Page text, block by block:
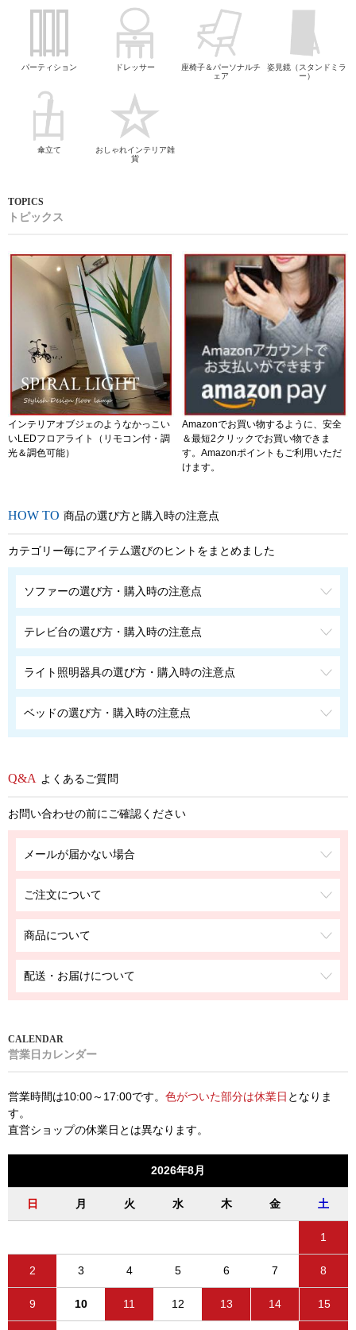
パーティション ドレッサー
座椅子＆パーソナルチ
ェア
姿見鏡（スタンドミラ
ー）
傘立て
おしゃれインテリア雑
貨
トピックス
インテリアオブジェのようなかっこい
いLEDフロアライト（リモコン付・調
光＆調色可能）
Amazonでお買い物するように、安全
＆最短2クリックでお買い物できま
す。Amazonポイントもご利用いただ
けます。
商品の選び方と購入時の注意点
カテゴリー毎にアイテム選びのヒントをまとめました
ソファーの選び方・購入時の注意点
テレビ台の選び方・購入時の注意点
ライト照明器具の選び方・購入時の注意点
ベッドの選び方・購入時の注意点
よくあるご質問
お問い合わせの前にご確認ください
メールが届かない場合
ご注文について
商品について
配送・お届けについて
営業日カレンダー
営業時間は10:00～17:00です。 色がついた部分は休業日 となりま
す。
直営ショップの休業日とは異なります。
2026年8月
日 月 火 水 木 金 土
1
2 3 4 5 6 7 8
9 10 11 12 13 14 15